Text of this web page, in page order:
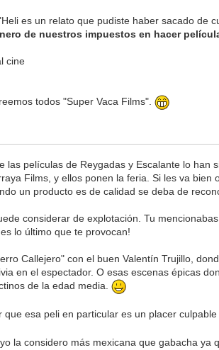
es un relato que pudiste haber sacado de
de nuestros impuestos en hacer
cine
todos "Super Vaca Films".
las películas de Reygadas y Escalante lo
Films, y ellos ponen la feria. Si les va
un producto es de calidad se deba de
considerar de explotación. Tu
lo último que te provocan!
Callejero" con el buen Valentín Trujillo,
en el espectador. O esas escenas épicas
de la edad media.
esa peli en particular es un placer
la considero más mexicana que gabacha